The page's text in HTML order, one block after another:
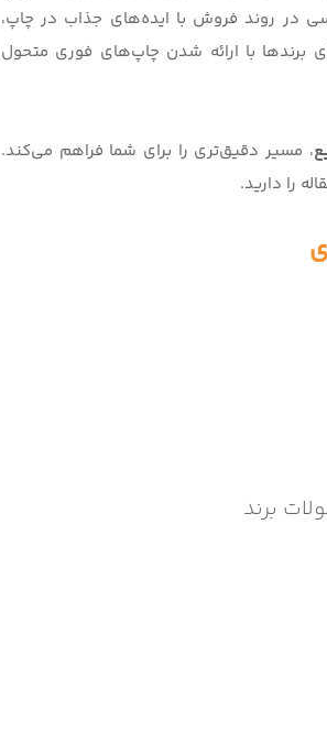
در روند فروش با ایده‌های جذاب در چاپ،
برندها با ارائه شدن چاپ‌های فوری متحول
، مسیر دقیق‌تری را برای شما فراهم می‌کند.
را دارید.
برند